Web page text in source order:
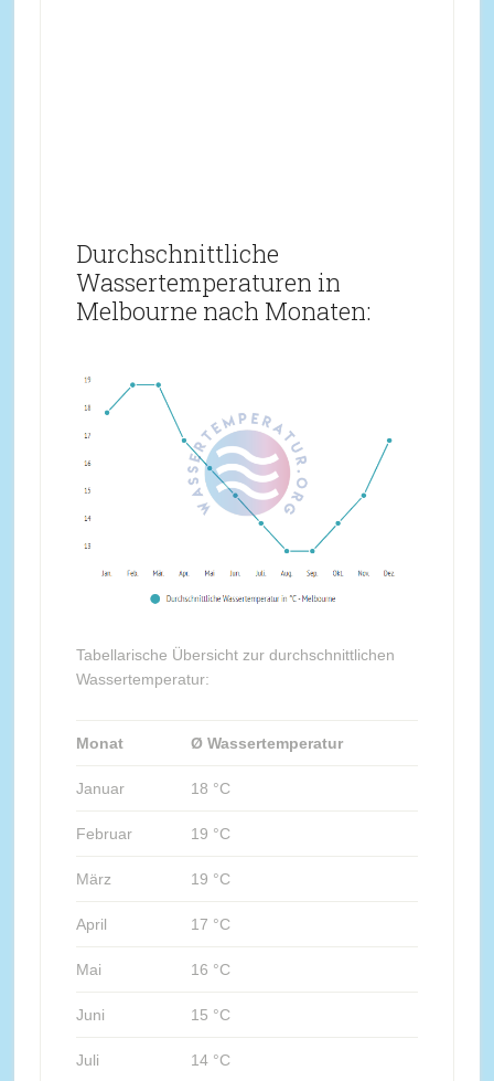
Durchschnittliche
Wassertemperaturen in
Melbourne nach Monaten:
Tabellarische Übersicht zur durchschnittlichen
Wassertemperatur:
Monat Ø Wassertemperatur
Januar 18 °C
Februar 19 °C
März 19 °C
April 17 °C
Mai 16 °C
Juni 15 °C
Juli 14 °C